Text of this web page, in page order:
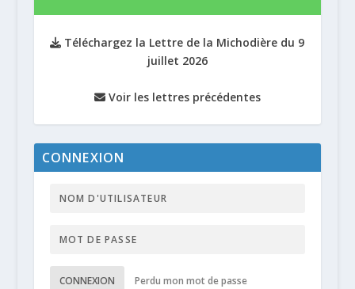
Téléchargez la Lettre de la Michodière du 9
juillet 2026
Voir les lettres précédentes
CONNEXION
CONNEXION Perdu mon mot de passe